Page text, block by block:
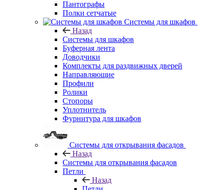
Пантографы
Полки сетчатые
Системы для шкафов
Назад
Системы для шкафов
Буферная лента
Доводчики
Комплекты для раздвижных дверей
Направляющие
Профили
Ролики
Стопоры
Уплотнитель
Фурнитура для шкафов
Системы для открывания фасадов
Назад
Системы для открывания фасадов
Петли
Назад